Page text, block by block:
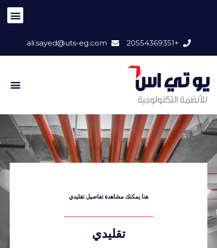
+20554369351
ali.sayed@uts-eg.com
هنا يمكنك مشاهدة تفاصيل تقليدي
تقليدي